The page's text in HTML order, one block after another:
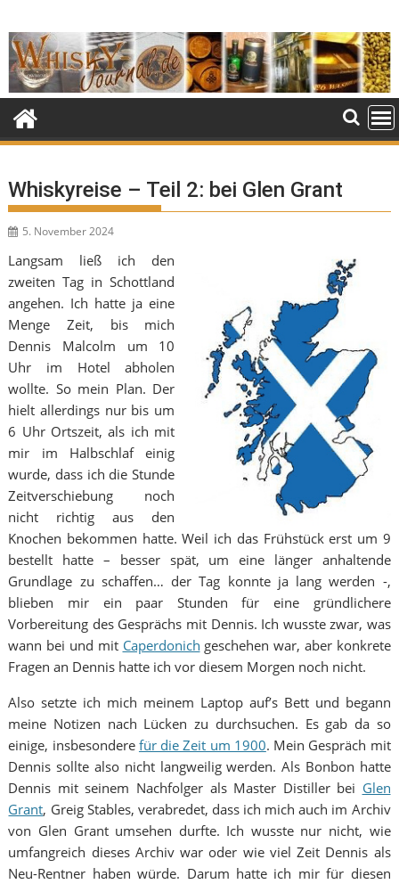
to
content
Whiskyreise – Teil 2: bei Glen Grant
5. November 2024
Langsam ließ ich den
zweiten Tag in Schottland
angehen. Ich hatte ja eine
Menge Zeit, bis mich
Dennis Malcolm um 10
Uhr im Hotel abholen
wollte. So mein Plan. Der
hielt allerdings nur bis um
6 Uhr Ortszeit, als ich mit
mir im Halbschlaf einig
wurde, dass ich die Stunde
Zeitverschiebung noch
nicht richtig aus den
Knochen bekommen hatte. Weil ich das Frühstück erst um 9
bestellt hatte – besser spät, um eine länger anhaltende
Grundlage zu schaffen… der Tag konnte ja lang werden -,
blieben mir ein paar Stunden für eine gründlichere
Vorbereitung des Gesprächs mit Dennis. Ich wusste zwar, was
wann bei und mit Caperdonich geschehen war, aber konkrete
Fragen an Dennis hatte ich vor diesem Morgen noch nicht.
Also setzte ich mich meinem Laptop auf’s Bett und begann
meine Notizen nach Lücken zu durchsuchen. Es gab da so
einige, insbesondere für die Zeit um 1900. Mein Gespräch mit
Dennis sollte also nicht langweilig werden. Als Bonbon hatte
Dennis mit seinem Nachfolger als Master Distiller bei Glen
Grant, Greig Stables, verabredet, dass ich mich auch im Archiv
von Glen Grant umsehen durfte. Ich wusste nur nicht, wie
umfangreich dieses Archiv war oder wie viel Zeit Dennis als
Neu-Rentner haben würde. Darum hatte ich mir für diesen